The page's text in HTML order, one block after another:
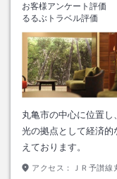
お客様アンケート評価
るるぶトラベル評価
丸亀市の中心に位置
光の拠点として経済
えております。
アクセス： ＪＲ予讃